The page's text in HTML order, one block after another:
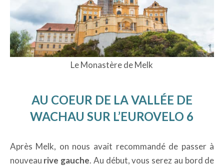
Le Monastère de Melk
AU COEUR DE LA VALLÉE DE
WACHAU SUR L’EUROVELO 6
Après Melk, on nous avait recommandé de passer à
nouveau rive gauche. Au début, vous serez au bord de